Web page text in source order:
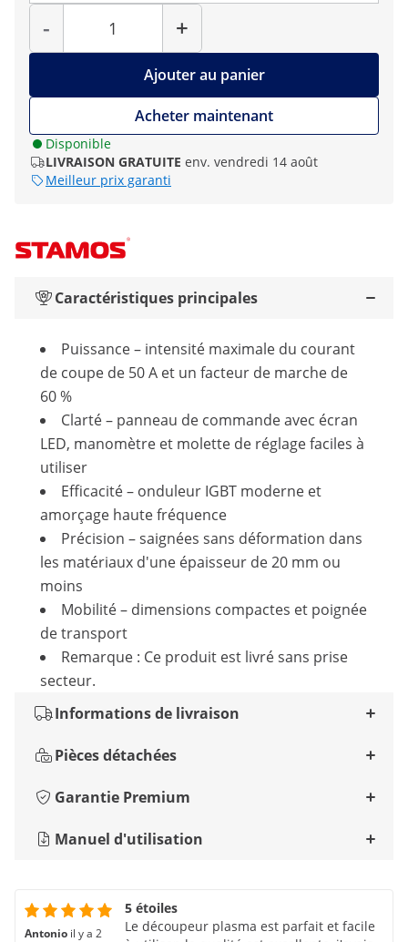
-
Quantité
+
Ajouter au panier
Acheter maintenant
Disponible
LIVRAISON GRATUITE env. vendredi 14 août
Meilleur prix garanti
Caractéristiques principales
Puissance – intensité maximale du courant
de coupe de 50 A et un facteur de marche de
60 %
Clarté – panneau de commande avec écran
LED, manomètre et molette de réglage faciles à
utiliser
Efficacité – onduleur IGBT moderne et
amorçage haute fréquence
Précision – saignées sans déformation dans
les matériaux d'une épaisseur de 20 mm ou
moins
Mobilité – dimensions compactes et poignée
de transport
Remarque : Ce produit est livré sans prise
secteur.
Informations de livraison
Pièces détachées
Garantie Premium
Manuel d'utilisation
Antonio il y a 2
5 étoiles
Le découpeur plasma est parfait et facile